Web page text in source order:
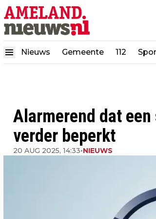
Nieuws Gemeente 112
Alarmerend dat
verder beperkt
20 AUG 2025, 14:33•NIEUWS